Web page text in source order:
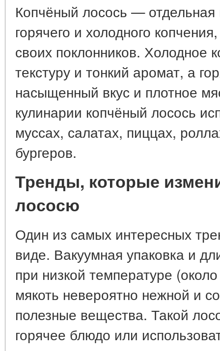
Копчёный лосось —
горячего и холодного
своих поклонников. Холодное
текстуру и тонкий аромат, а
насыщенный вкус и плотное
кулинарии копчёный лосось
муссах, салатах, пиццах,
бургеров.
Тренды, которые
лососю
Один из самых интересных
виде. Вакуумная упаковка и
при низкой температуре
мякоть невероятно нежной и
полезные вещества. Такой
горячее блюдо или